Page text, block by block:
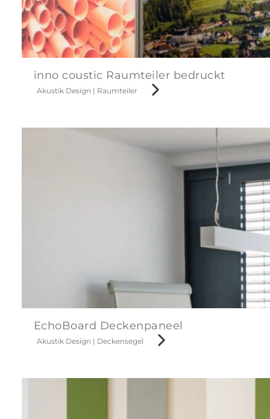
inno coustic Raumteiler bedruckt
Akustik Design | Raumteiler
EchoBoard Deckenpaneel
Akustik Design | Deckensegel